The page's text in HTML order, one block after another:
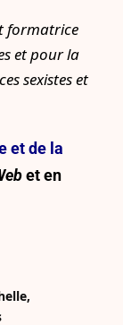
formatrice
et pour la
sexistes et
et de la
et en